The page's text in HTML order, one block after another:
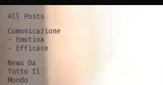
All Posts
Comunicazione
- Emotiva
- Efficace
News Da
Tutto Il
Mondo